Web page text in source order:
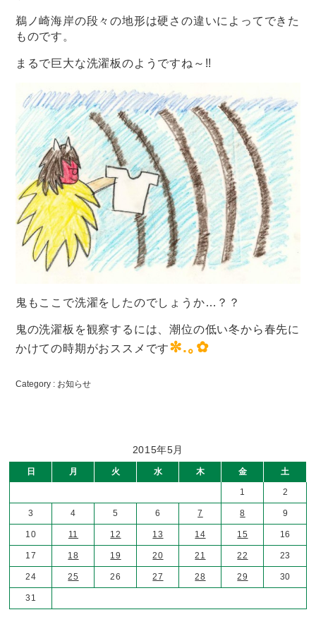
鵜ノ崎海岸の段々の地形は硬さの違いによってできた
ものです。
まるで巨大な洗濯板のようですね～!!
鬼もここで洗濯をしたのでしょうか…？？
鬼の洗濯板を観察するには、潮位の低い冬から春先に
かけての時期がおススメです✼.｡ ✿
Category : お知らせ
2015年5月
日 月 火 水 木 金 土
1 2
3 4 5 6 7 8 9
10 11 12 13 14 15 16
17 18 19 20 21 22 23
24 25 26 27 28 29 30
31